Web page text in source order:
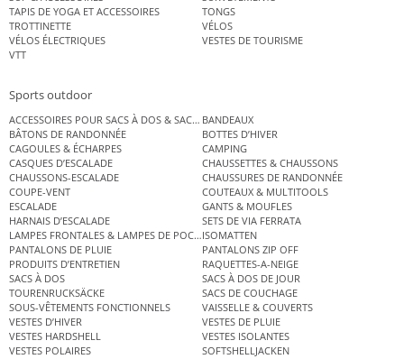
TAPIS DE YOGA ET ACCESSOIRES
TONGS
TROTTINETTE
VÉLOS
VÉLOS ÉLECTRIQUES
VESTES DE TOURISME
VTT
Sports outdoor
ACCESSOIRES POUR SACS À DOS & SACS ÉTANCHES
BANDEAUX
BÂTONS DE RANDONNÉE
BOTTES D’HIVER
CAGOULES & ÉCHARPES
CAMPING
CASQUES D’ESCALADE
CHAUSSETTES & CHAUSSONS
CHAUSSONS-ESCALADE
CHAUSSURES DE RANDONNÉE
COUPE-VENT
COUTEAUX & MULTITOOLS
ESCALADE
GANTS & MOUFLES
HARNAIS D’ESCALADE
SETS DE VIA FERRATA
LAMPES FRONTALES & LAMPES DE POCHEISOMATTEN
PANTALONS DE PLUIE
PANTALONS ZIP OFF
PRODUITS D’ENTRETIEN
RAQUETTES-A-NEIGE
SACS À DOS
SACS À DOS DE JOUR
TOURENRUCKSÄCKE
SACS DE COUCHAGE
SOUS-VÊTEMENTS FONCTIONNELS
VAISSELLE & COUVERTS
VESTES D’HIVER
VESTES DE PLUIE
VESTES HARDSHELL
VESTES ISOLANTES
VESTES POLAIRES
SOFTSHELLJACKEN